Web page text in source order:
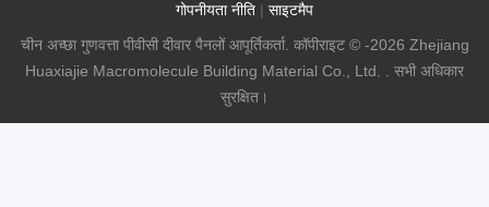
गोपनीयता नीति | साइटमैप
चीन अच्छा गुणवत्ता पीवीसी दीवार पैनलों आपूर्तिकर्ता. कॉपीराइट © -2026 Zhejiang
Huaxiajie Macromolecule Building Material Co., Ltd. . सभी अधिकार
सुरक्षित।